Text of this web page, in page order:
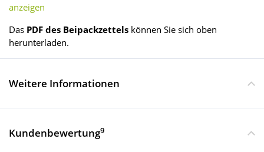
anzeigen
Das PDF des Beipackzettels können Sie sich oben
herunterladen.
Weitere Informationen
Kundenbewertung9